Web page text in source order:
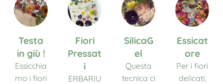
Testa
in giù !
Essicchia
mo i fiori
Fiori
Pressat
i
ERBARIU
SilicaG
el
Questa
tecnica ci
Essicat
ore
Per i fiori
delicati,